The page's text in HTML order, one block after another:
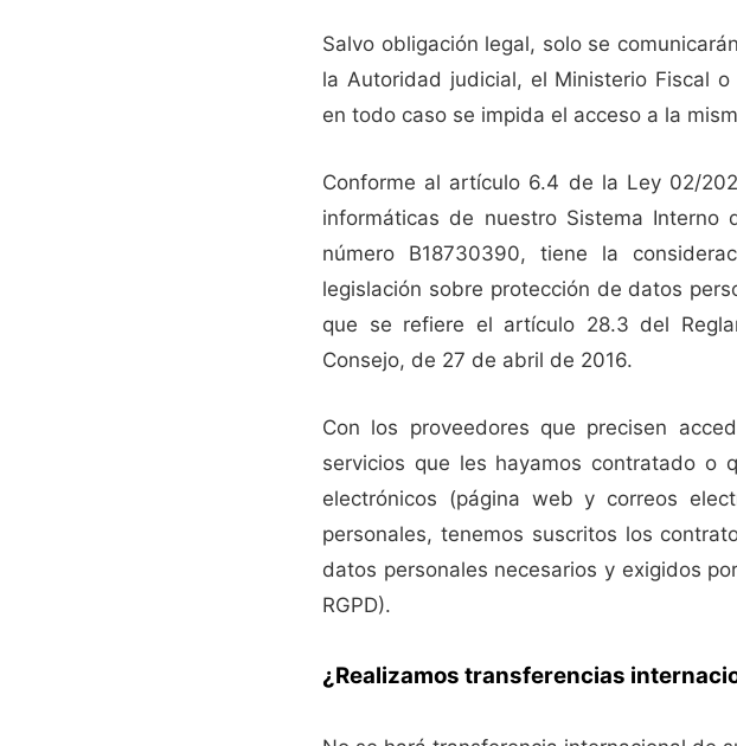
Salvo obligación legal, solo se
la Autoridad judicial, el Ministerio Fiscal
en todo caso se impida el acceso a la
Conforme al artículo 6.4 de la Ley 02/
informáticas de nuestro Sistema Interno
número B18730390, tiene la
legislación sobre protección de datos
que se refiere el artículo 28.3 del
Consejo, de 27 de abril de 2016.
Con los proveedores que precisen
servicios que les hayamos contratado o
electrónicos (página web y correos
personales, tenemos suscritos los
datos personales necesarios y exigidos
RGPD).
¿Realizamos transferencias